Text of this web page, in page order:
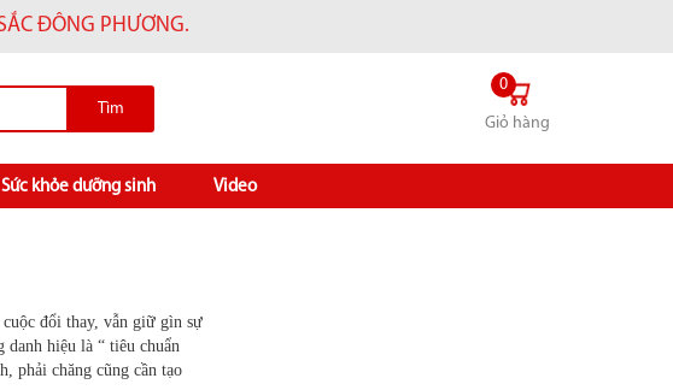
ĐÔNG PHƯƠNG.
0
Giỏ hàng
Sức khỏe dưỡng sinh Video
đổi thay, vẫn giữ gìn sự
hiệu là “ tiêu chuẩn
phải chăng cũng cần tạo